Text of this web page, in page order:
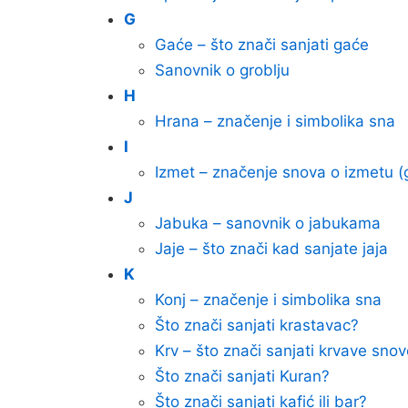
G
Gaće – što znači sanjati gaće
Sanovnik o groblju
H
Hrana – značenje i simbolika sna
I
Izmet – značenje snova o izmetu
J
Jabuka – sanovnik o jabukama
Jaje – što znači kad sanjate jaja
K
Konj – značenje i simbolika sna
Što znači sanjati krastavac?
Krv – što znači sanjati krvave
Što znači sanjati Kuran?
Što znači sanjati kafić ili bar?